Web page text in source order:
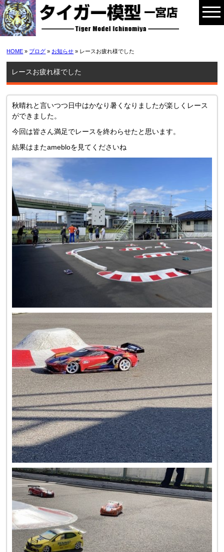
HOME » ブログ » お知らせ » レースお疲れ様でした
レースお疲れ様でした
秋晴れと言いつつ日中はかなり暑くなりましたが楽しくレース
ができました。
今回は皆さん満足でレースを終わらせたと思います。
結果はまたamebloを見てくださいね